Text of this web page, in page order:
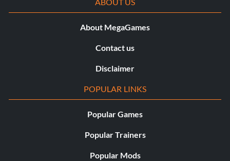
About MegaGames
Contact us
Disclaimer
POPULAR LINKS
Popular Games
Popular Trainers
Popular Mods